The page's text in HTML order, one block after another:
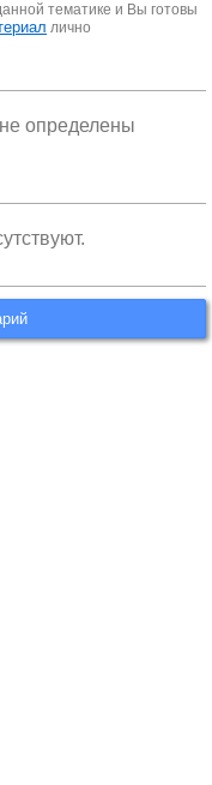
тематике и Вы готовы
лично
определены